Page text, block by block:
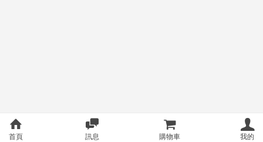
首頁 訊息 購物車 我的